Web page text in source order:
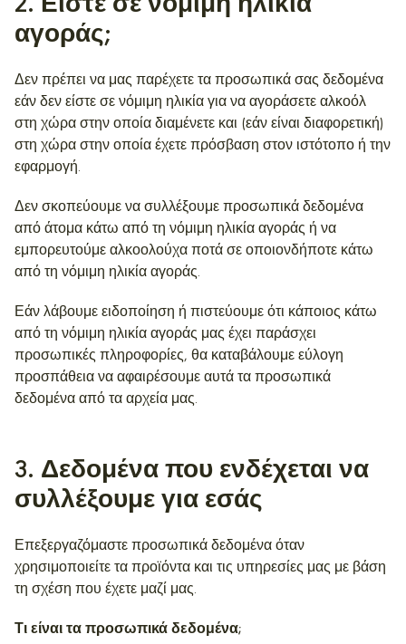
2. Είστε σε νόμιμη ηλικία
αγοράς;
Δεν πρέπει να μας παρέχετε τα προσωπικά σας δεδομένα
εάν δεν είστε σε νόμιμη ηλικία για να αγοράσετε αλκοόλ
στη χώρα στην οποία διαμένετε και (εάν είναι διαφορετική)
στη χώρα στην οποία έχετε πρόσβαση στον ιστότοπο ή την
εφαρμογή.
Δεν σκοπεύουμε να συλλέξουμε προσωπικά δεδομένα
από άτομα κάτω από τη νόμιμη ηλικία αγοράς ή να
εμπορευτούμε αλκοολούχα ποτά σε οποιονδήποτε κάτω
από τη νόμιμη ηλικία αγοράς.
Εάν λάβουμε ειδοποίηση ή πιστεύουμε ότι κάποιος κάτω
από τη νόμιμη ηλικία αγοράς μας έχει παράσχει
προσωπικές πληροφορίες, θα καταβάλουμε εύλογη
προσπάθεια να αφαιρέσουμε αυτά τα προσωπικά
δεδομένα από τα αρχεία μας.
3. Δεδομένα που ενδέχεται να
συλλέξουμε για εσάς
Επεξεργαζόμαστε προσωπικά δεδομένα όταν
χρησιμοποιείτε τα προϊόντα και τις υπηρεσίες μας με βάση
τη σχέση που έχετε μαζί μας.
Τι είναι τα προσωπικά δεδομένα;